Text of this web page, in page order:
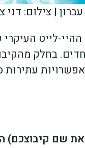
| צילום: דני
לייט
בחלק
אפשרויות
שם קיבוצכם)